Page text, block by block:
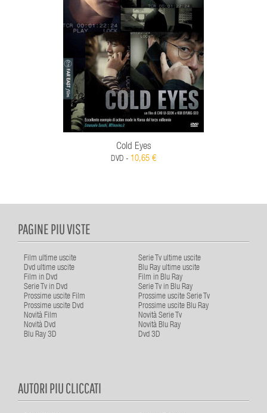
Cold Eyes
DVD - 10,65 €
PAGINE PIU VISTE
Film ultime uscite
Serie Tv ultime uscite
Dvd ultime uscite
Blu Ray ultime uscite
Film in Dvd
Film in Blu Ray
Serie Tv in Dvd
Serie Tv in Blu Ray
Prossime uscite Film
Prossime uscite Serie Tv
Prossime uscite Dvd
Prossime uscite Blu Ray
Novità Film
Novità Serie Tv
Novità Dvd
Novità Blu Ray
Blu Ray 3D
Dvd 3D
AUTORI PIU CLICCATI